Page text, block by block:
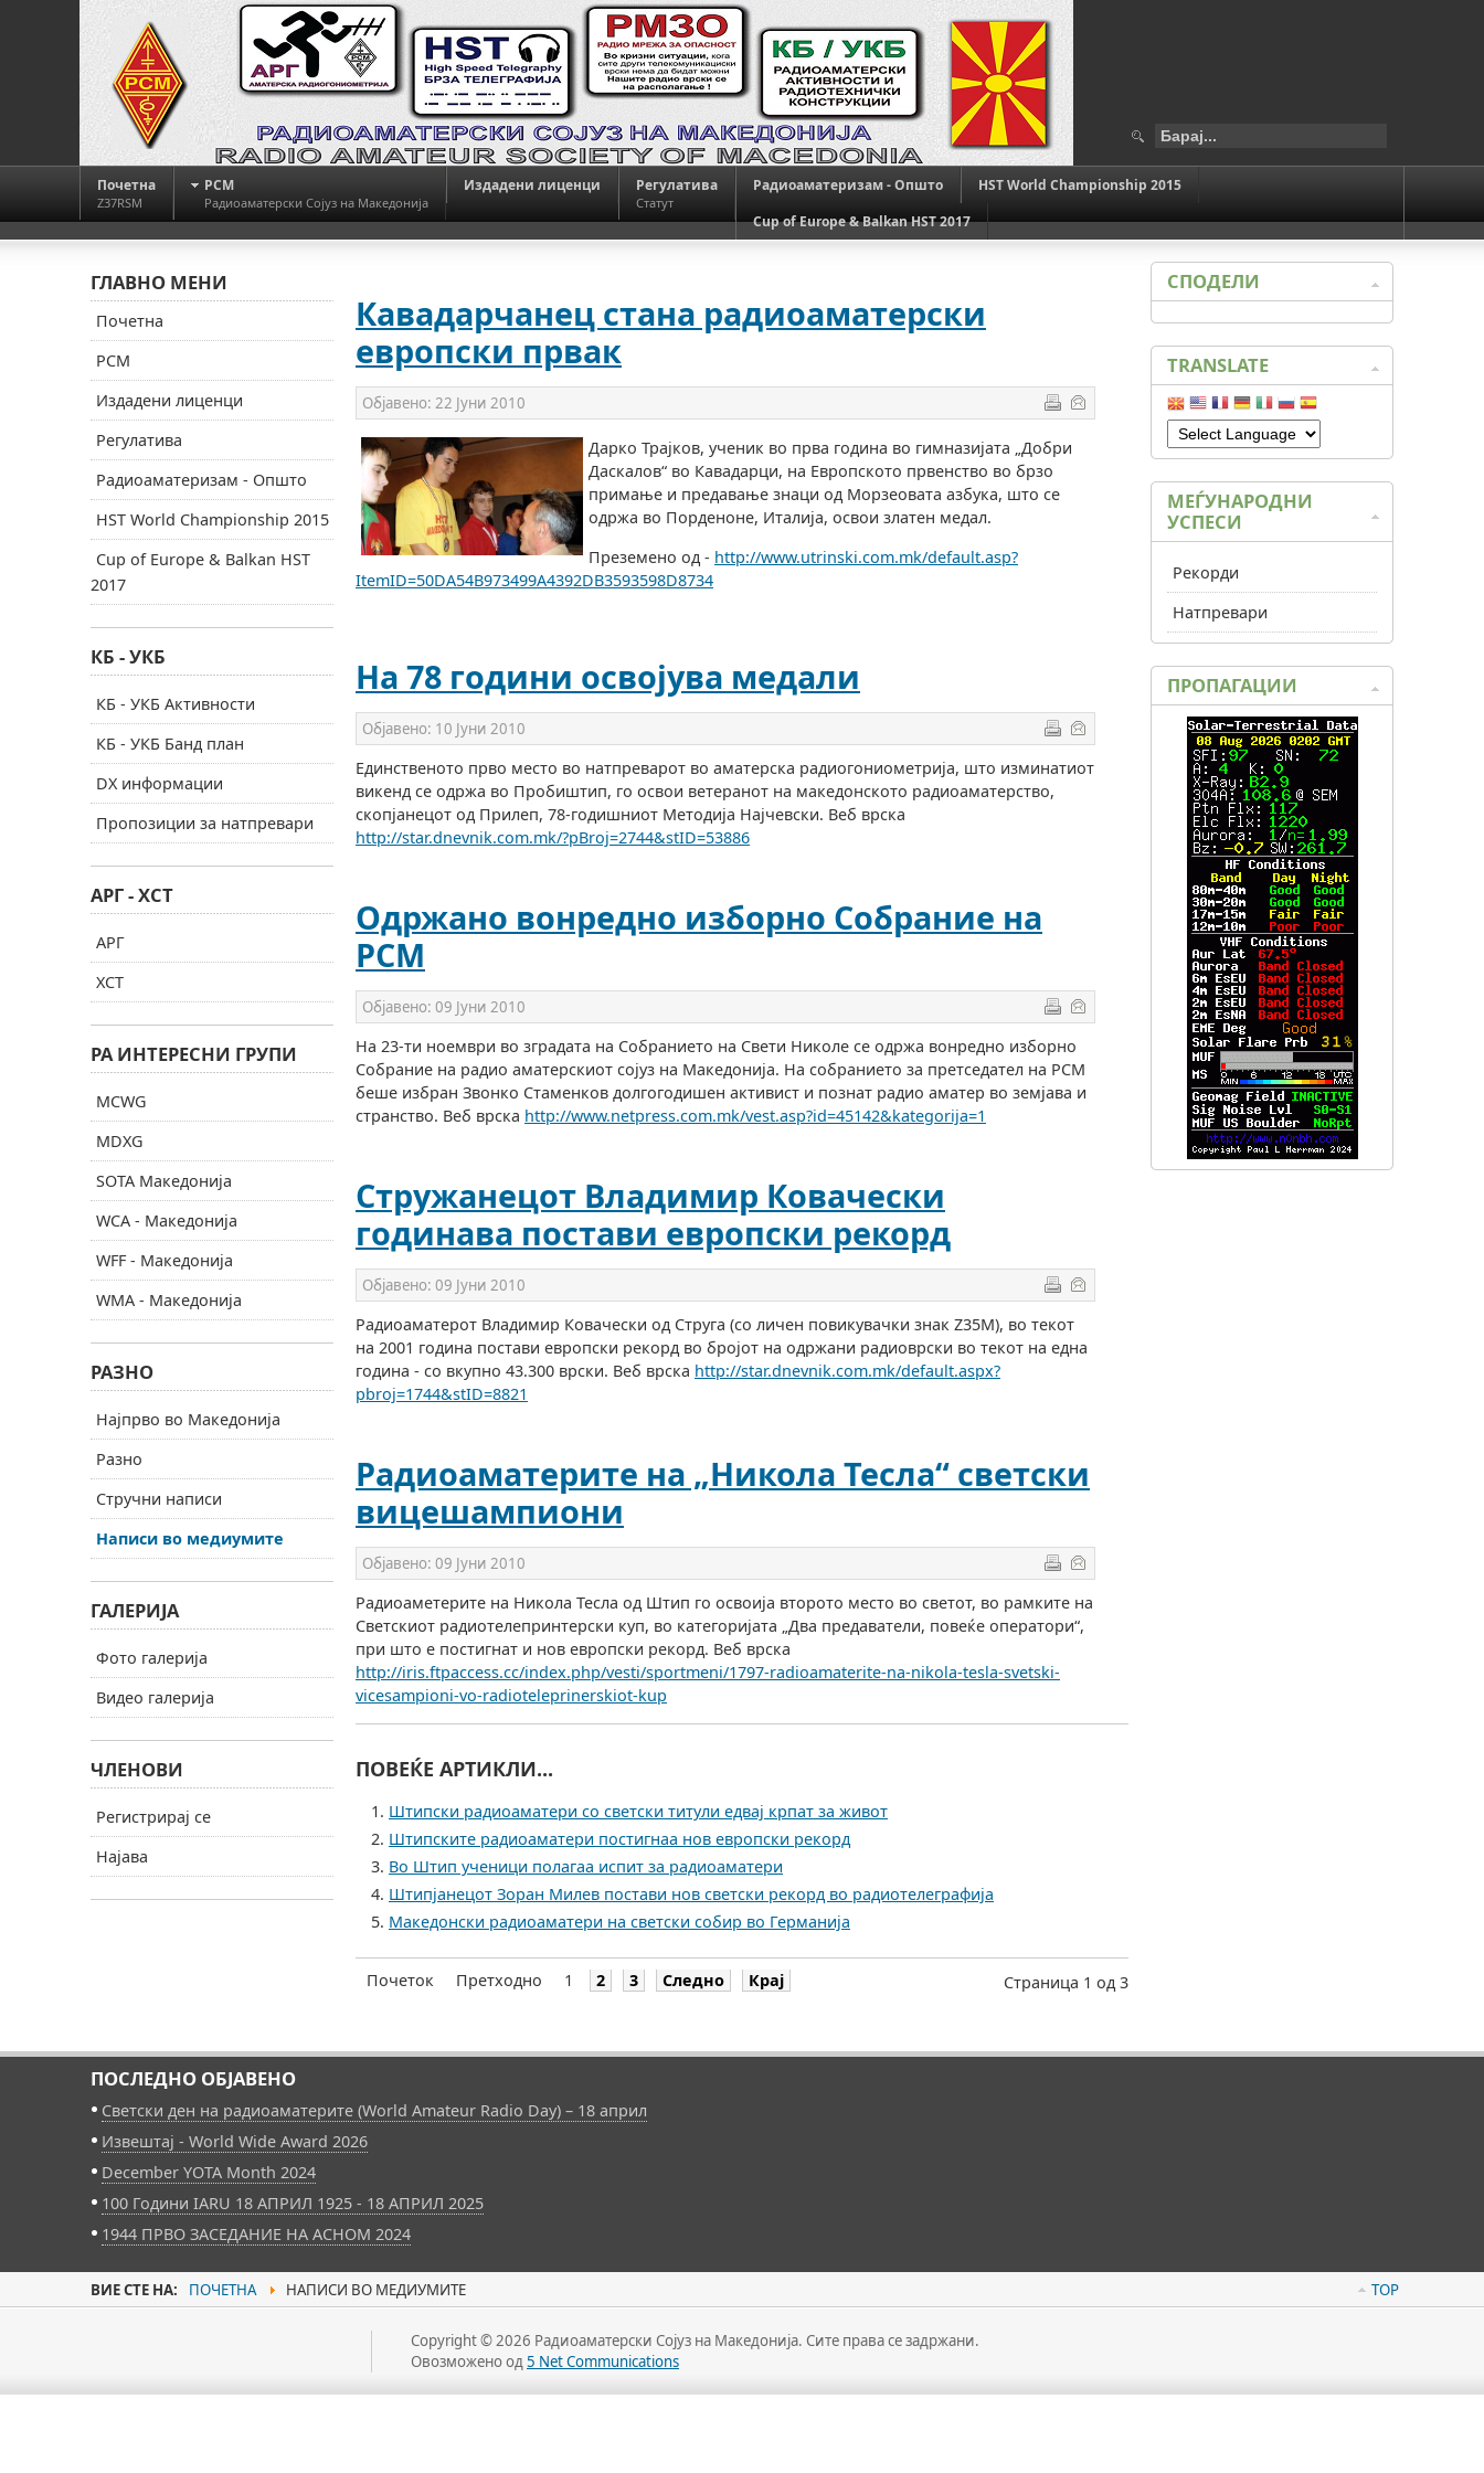
Почетна
Z37RSM
РСМ
Радиоаматерски Сојуз на Македонија
Издадени лиценци Регулатива
Статут
Радиоаматеризам - Општо
HST World Championship 2015
Cup of Europe & Balkan HST 2017
Кавадарчанец стана радиоаматерски
европски првак
Објавено: 22 Јуни 2010
Дарко Трајков, ученик во прва година во гимназијата „Добри
Даскалов“ во Кавадарци, на Европското првенство во брзо
примање и предавање знаци од Морзеовата азбука, што се
одржа во Порденоне, Италија, освои златен медал.
Преземено од - http://www.utrinski.com.mk/default.asp?
ItemID=50DA54B973499A4392DB3593598D8734
На 78 години освојува медали
Објавено: 10 Јуни 2010
Единственото прво место во натпреварот во аматерска радиогониометрија, што изминатиот
викенд се одржа во Пробиштип, го освои ветеранот на македонското радиоаматерство,
скопјанецот од Прилеп, 78-годишниот Методија Најчевски. Веб врска
http://star.dnevnik.com.mk/?pBroj=2744&stID=53886
Одржано вонредно изборно Собрание на
РСМ
Објавено: 09 Јуни 2010
На 23-ти ноември во зградата на Собранието на Свети Николе се одржа вонредно изборно
Собрание на радио аматерскиот сојуз на Македонија. На собранието за претседател на РСМ
беше избран Звонко Стаменков долгогодишен активист и познат радио аматер во земјава и
странство. Веб врска http://www.netpress.com.mk/vest.asp?id=45142&kategorija=1
Стружанецот Владимир Ковачески
годинава постави европски рекорд
Објавено: 09 Јуни 2010
Радиоаматерот Владимир Ковачески од Струга (со личен повикувачки знак Z35M), во текот
на 2001 година постави европски рекорд во бројот на одржани радиоврски во текот на една
година - со вкупно 43.300 врски. Веб врска http://star.dnevnik.com.mk/default.aspx?
pbroj=1744&stID=8821
Радиоаматерите на „Никола Тесла“ светски
вицешампиони
Објавено: 09 Јуни 2010
Радиоаметерите на Никола Тесла од Штип го освоија второто место во светот, во рамките на
Светскиот радиотелепринтерски куп, во категоријата „Два предаватели, повеќе оператори“,
при што е постигнат и нов европски рекорд. Веб врска
http://iris.ftpaccess.cc/index.php/vesti/sportmeni/1797-radioamaterite-na-nikola-tesla-svetski-
vicesampioni-vo-radioteleprinerskiot-kup
ПОВЕЌЕ АРТИКЛИ...
Штипски радиоаматери со светски титули едвај крпат за живот
Штипските радиоаматери постигнаа нов европски рекорд
Во Штип ученици полагаа испит за радиоаматери
Штипјанецот Зоран Милев постави нов светски рекорд во радиотелеграфија
Македонски радиоаматери на светски собир во Германија
Страница 1 од 3
Почеток Претходно 1 2 3 Следно Крај
ГЛАВНО МЕНИ
Почетна
РСМ
Издадени лиценци
Регулатива
Радиоаматеризам - Општо
HST World Championship 2015
Cup of Europe & Balkan HST
2017
КБ - УКБ
КБ - УКБ Активности
КБ - УКБ Банд план
DX информации
Пропозиции за натпревари
АРГ - ХСТ
АРГ
ХСТ
РА ИНТЕРЕСНИ ГРУПИ
MCWG
MDXG
SOTA Македонија
WCA - Македонија
WFF - Македонија
WMA - Македонија
РАЗНО
Најпрво во Македонија
Разно
Стручни написи
Написи во медиумите
ГАЛЕРИЈА
Фото галерија
Видео галерија
ЧЛЕНОВИ
Регистрирај се
Најава
СПОДЕЛИ
TRANSLATE
МЕЃУНАРОДНИ
УСПЕСИ
Рекорди
Натпревари
ПРОПАГАЦИИ
ПОСЛЕДНО ОБЈАВЕНО
Светски ден на радиоаматерите (World Amateur Radio Day) – 18 април
Извештај - World Wide Award 2026
December YOTA Month 2024
100 Години IARU 18 АПРИЛ 1925 - 18 АПРИЛ 2025
1944 ПРВО ЗАСЕДАНИЕ НА АСНОМ 2024
ВИЕ СТЕ НА: ПОЧЕТНА НАПИСИ ВО МЕДИУМИТЕ TOP
Copyright © 2026 Радиоаматерски Сојуз на Македонија. Сите права се задржани.
Овозможено од5 Net Communications